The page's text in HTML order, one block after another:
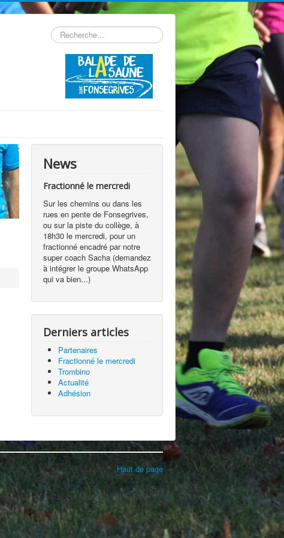
Rechercher
News
Fractionné le mercredi
Sur les chemins ou dans les
rues en pente de Fonsegrives,
ou sur la piste du collège, à
18h30 le mercredi, pour un
fractionné encadré par notre
super coach Sacha (demandez
à intégrer le groupe WhatsApp
qui va bien...)
Derniers articles
Partenaires
Fractionné le mercredi
Trombino
Actualité
Adhésion
Haut de page